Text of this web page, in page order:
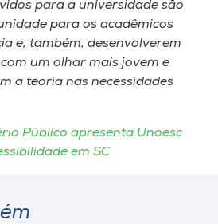
para a universidade são
para os acadêmicos
e, também, desenvolverem
um olhar mais jovem e
a teoria nas necessidades
Público apresenta Unoesc
em SC